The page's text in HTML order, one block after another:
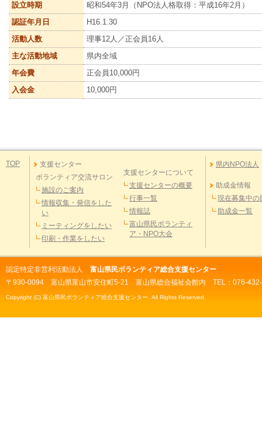
設立時期
昭和54年3月（NPO法人格取得：平成16年2月）
認証年月日
H16.1.30
活動人数
理事12人／正会員16人
主な活動地域
県内全域
年会費
正会員10,000円
入会金
10,000円
TOP
支援センター
ボランティア交流サロン
施設のご案内
情報収集・発信をした
い
ミーティングをしたい
印刷・作業をしたい
支援センターについて
支援センターの概要
行事一覧
情報誌
富山県民ボランティ
ア・NPO大会
県内NPO法人
助成金情報
現在募集中の
助成金一覧
認定特定非営利活動法人 富山県民ボランティア総合支援センター
〒930-0094 富山県富山市安住町5-21 富山県総合福祉会館内 TEL：076-
Copyright (C) 富山県民ボランティア総合支援センター. All Rights Reserved.